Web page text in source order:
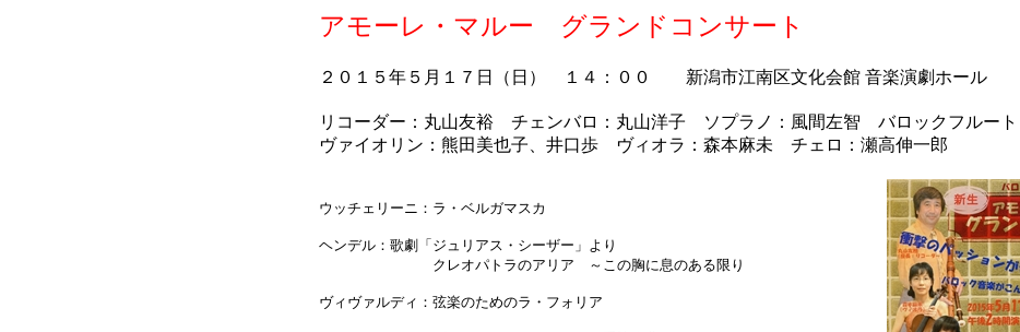
アモーレ・マルー グランドコンサート
２０１５年５月１７日（日） １４：００ 新潟市江南区文化会館 音楽演劇ホール
リコーダー：丸山友裕 チェンバロ：丸山洋子 ソプラノ：風間左智 バロックフルー
ヴァイオリン：熊田美也子、井口歩 ヴィオラ：森本麻未 チェロ：瀬高伸一郎
ウッチェリーニ：ラ・ベルガマスカ
ヘンデル：歌劇「ジュリアス・シーザー」より
クレオパトラのアリア ～この胸に息のある限り
ヴィヴァルディ：弦楽のためのラ・フォリア